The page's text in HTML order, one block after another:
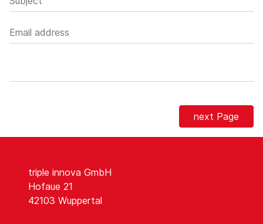
next Page
triple innova GmbH
Hofaue 21
42103 Wuppertal